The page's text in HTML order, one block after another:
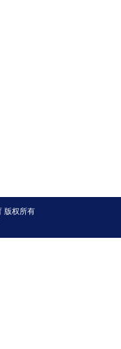
版权所有